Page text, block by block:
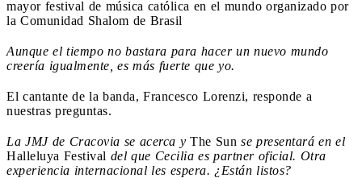
mayor festival de música católica en el mundo organizado por
la Comunidad Shalom de Brasil
Aunque el tiempo no bastara para hacer un nuevo mundo
creería igualmente, es más fuerte que yo.
El cantante de la banda, Francesco Lorenzi, responde a
nuestras preguntas.
La JMJ de Cracovia se acerca y The Sun se presentará en el
Halleluya Festival del que Cecilia es partner oficial. Otra
experiencia internacional les espera. ¿Están listos?